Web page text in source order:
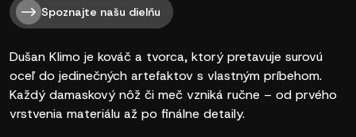
Spoznajte našu dielňu
Dušan Klimo je kováč a tvorca, ktorý pretavuje surovú
oceľ do jedinečných artefaktov s vlastným príbehom.
Každý damaskový nôž či meč vzniká ručne – od prvého
vrstvenia materiálu až po finálne detaily.